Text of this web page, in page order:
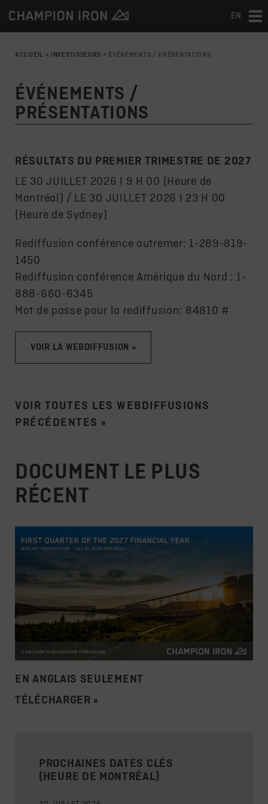
EN
ACCUEIL > INVESTISSEURS > ÉVÉNEMENTS / PRÉSENTATIONS
ÉVÉNEMENTS /
PRÉSENTATIONS
RÉSULTATS DU PREMIER TRIMESTRE DE 2027
LE 30 JUILLET 2026 I 9 H 00 (Heure de
Montréal) / LE 30 JUILLET 2026 I 23 H 00
(Heure de Sydney)
Rediffusion conférence outremer: 1-289-819-
1450
Rediffusion conférence Amérique du Nord : 1-
888-660-6345
Mot de passe pour la rediffusion: 84810 #
VOIR LA WEBDIFFUSION »
VOIR TOUTES LES WEBDIFFUSIONS
PRÉCÉDENTES »
DOCUMENT LE PLUS
RÉCENT
EN ANGLAIS SEULEMENT
TÉLÉCHARGER »
PROCHAINES DATES CLÉS
(HEURE DE MONTRÉAL)